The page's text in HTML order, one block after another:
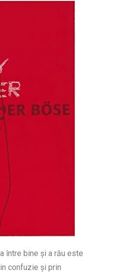
între bine și a rău este
confuzie și prin